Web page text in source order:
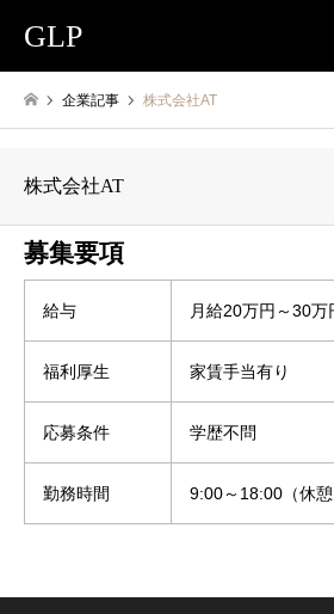
GLP
企業記事 株式会社AT
株式会社AT
募集要項
給与 月給20万円～30万
福利厚生 家賃手当有り
応募条件 学歴不問
勤務時間 9:00～18:00（休憩